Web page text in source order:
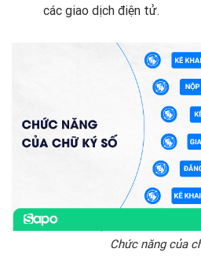
các giao dịch điện tử.
Chức năng của